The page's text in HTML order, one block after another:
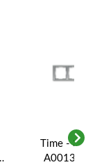
Time -
A00130